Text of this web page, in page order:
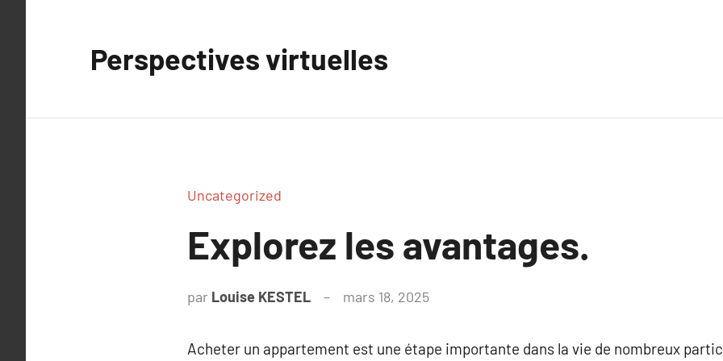
Perspectives virtuelles
Uncategorized
Explorez les avantages.
par Louise KESTEL mars 18, 2025
Acheter un appartement est une étape importante dans la vie de nombreux